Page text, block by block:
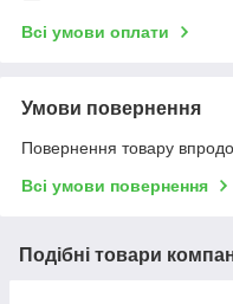
Всі умови оплати
Умови повернення
Повернення товару
Всі умови повернення
Подібні товари